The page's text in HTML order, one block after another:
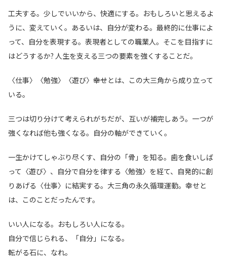
工夫する。少しでいいから、快適にする。おもしろいと思えるよ
うに、変えていく。あるいは、自分が変わる。最終的に仕事によ
って、自分を表現する。表現者としての職業人。そこを目指すに
はどうするか? 人生を支える三つの要素を強くすることだ。
〈仕事〉〈勉強〉〈遊び〉――幸せとは、この大三角から成り立って
いる。
三つは切り分けて考えられがちだが、互いが補完しあう。一つが
強くなれば他も強くなる。自分の軸ができていく。
一生かけてしゃぶり尽くす、自分の「骨」を知る。歯を食いしば
って〈遊び〉、自分で自分を律する〈勉強〉を経て、自発的に創
りあげる〈仕事〉に結実する。大三角の永久循環運動。幸せと
は、このことだったんです。
いい人になる。おもしろい人になる。
自分で信じられる、「自分」になる。
転がる石に、なれ。